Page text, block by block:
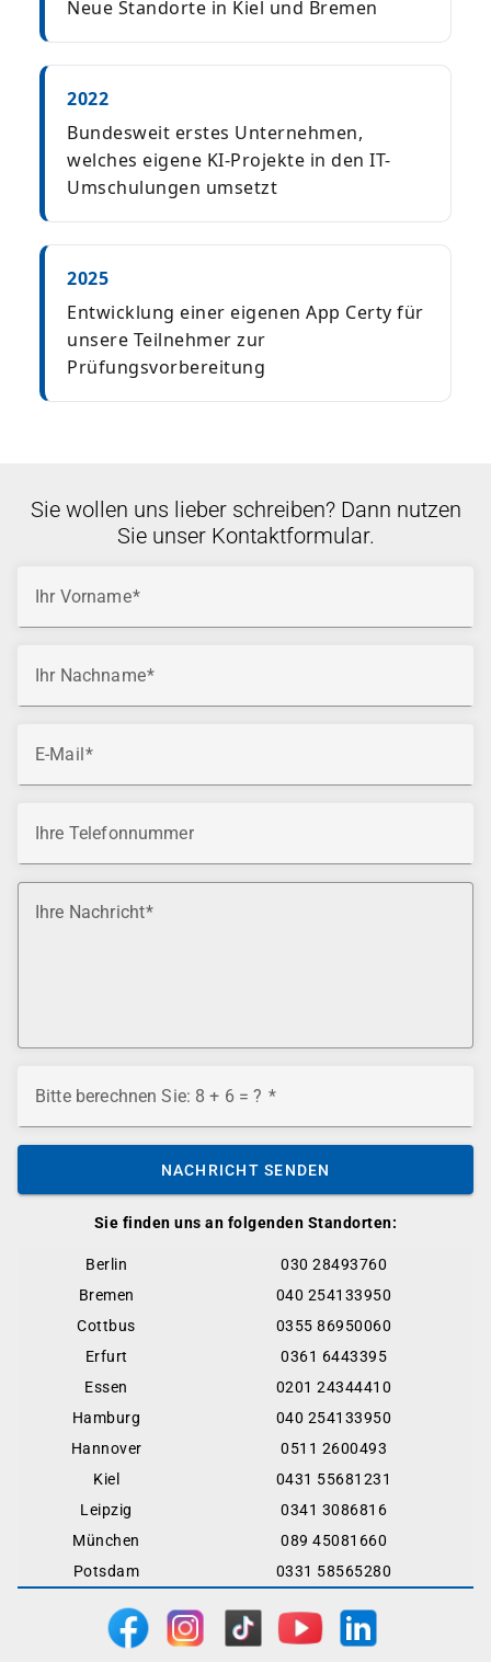
Neue Standorte in Kiel und Bremen
2022
Bundesweit erstes Unternehmen,
welches eigene KI-Projekte in den IT-
Umschulungen umsetzt
2025
Entwicklung einer eigenen App Certy für
unsere Teilnehmer zur
Prüfungsvorbereitung
Sie finden uns an folgenden Standorten:
Berlin
030 28493760
Bremen
040 254133950
Cottbus
0355 86950060
Erfurt
0361 6443395
Essen
0201 24344410
Hamburg
040 254133950
Hannover
0511 2600493
Kiel
0431 55681231
Leipzig
0341 3086816
München
089 45081660
Potsdam
0331 58565280
Sie wollen uns lieber schreiben? Dann nutzen
Sie unser Kontaktformular.
Ihr Vorname
Ihr Nachname
E-Mail
Ihre Telefonnummer
Ihre Nachricht
Bitte berechnen Sie: 8 + 6 = ?
NACHRICHT SENDEN